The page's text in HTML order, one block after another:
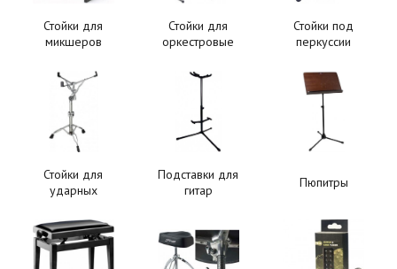
Стойки для
микшеров
Стойки для
оркестровые
Стойки под
перкуссии
Стойки для
ударных
Подставки для
гитар
Пюпитры